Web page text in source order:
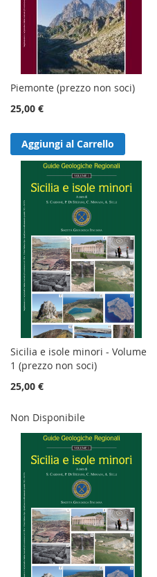
Piemonte (prezzo non soci)
25,00 €
Aggiungi al Carrello
Sicilia e isole minori - Volume
1 (prezzo non soci)
25,00 €
Non Disponibile